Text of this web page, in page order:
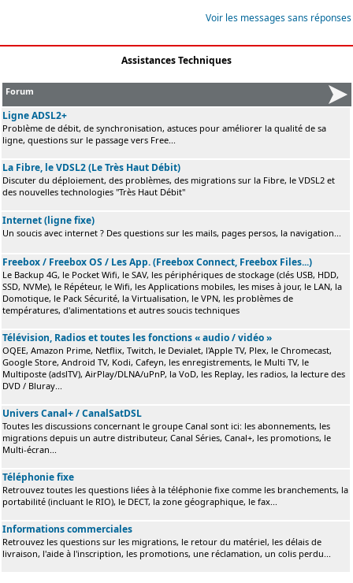
Voir les messages sans réponses
Assistances Techniques
Forum
Ligne ADSL2+
Problème de débit, de synchronisation, astuces pour améliorer la qualité de sa
ligne, questions sur le passage vers Free...
La Fibre, le VDSL2 (Le Très Haut Débit)
Discuter du déploiement, des problèmes, des migrations sur la Fibre, le VDSL2 et
des nouvelles technologies "Très Haut Débit"
Internet (ligne fixe)
Un soucis avec internet ? Des questions sur les mails, pages persos, la navigation...
Freebox / Freebox OS / Les App. (Freebox Connect, Freebox Files...)
Le Backup 4G, le Pocket Wifi, le SAV, les périphériques de stockage (clés USB, HDD,
SSD, NVMe), le Répéteur, le Wifi, les Applications mobiles, les mises à jour, le LAN, la
Domotique, le Pack Sécurité, la Virtualisation, le VPN, les problèmes de
températures, d'alimentations et autres soucis techniques
Télévision, Radios et toutes les fonctions « audio / vidéo »
OQEE, Amazon Prime, Netflix, Twitch, le Devialet, l'Apple TV, Plex, le Chromecast,
Google Store, Android TV, Kodi, Cafeyn, les enregistrements, le Multi TV, le
Multiposte (adslTV), AirPlay/DLNA/uPnP, la VoD, les Replay, les radios, la lecture des
DVD / Bluray...
Univers Canal+ / CanalSatDSL
Toutes les discussions concernant le groupe Canal sont ici: les abonnements, les
migrations depuis un autre distributeur, Canal Séries, Canal+, les promotions, le
Multi-écran...
Téléphonie fixe
Retrouvez toutes les questions liées à la téléphonie fixe comme les branchements, la
portabilité (incluant le RIO), le DECT, la zone géographique, le fax...
Informations commerciales
Retrouvez les questions sur les migrations, le retour du matériel, les délais de
livraison, l'aide à l'inscription, les promotions, une réclamation, un colis perdu...